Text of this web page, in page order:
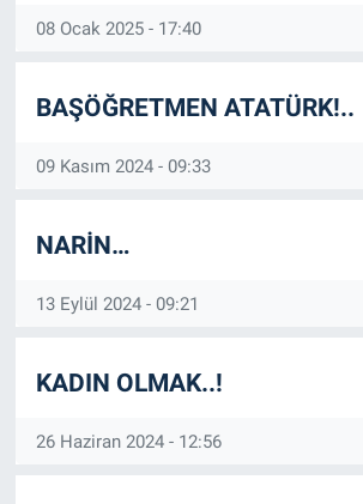
08 Ocak 2025 - 17:40
BAŞÖĞRETMEN ATATÜRK!..
09 Kasım 2024 - 09:33
NARİN…
13 Eylül 2024 - 09:21
KADIN OLMAK..!
26 Haziran 2024 - 12:56